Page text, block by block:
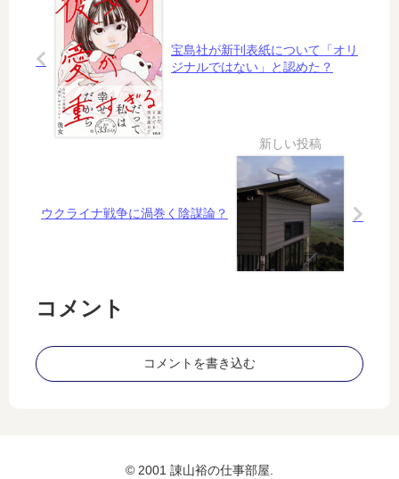
ン
世
代
て
…
シ
」
宝島社が新刊表紙について「オリ
ジナルではない」と認めた？
ウクライナ戦争に渦巻く陰謀論？
コメント
コメントを書き込む
© 2001 諌山裕の仕事部屋.